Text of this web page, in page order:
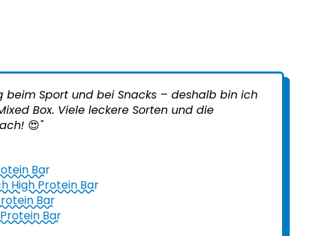
beim Sport und bei Snacks – deshalb bin ich
Box. Viele leckere Sorten und die
😍"
Bar
High Protein Bar
Bar
Bar